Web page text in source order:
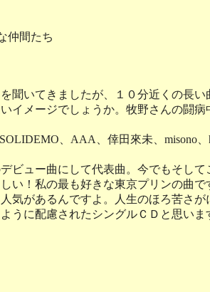
仲間たち
いてきましたが、１０分近くの長
イメージでしょうか。牧野さんの闘
、AAA、倖田來未、misono
ュー曲にして代表曲。今でもそして
！私の最も好きな東京プリンの曲
気があるんですよ。人生のほろ苦さが
に配慮されたシングルＣＤと思い